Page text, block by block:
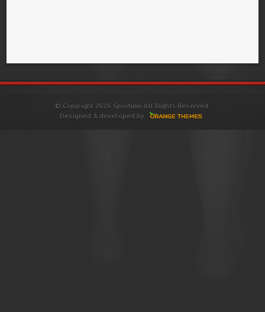
© Copyright 2026 Sportimo All Rights Reserved.
Designed & developed by